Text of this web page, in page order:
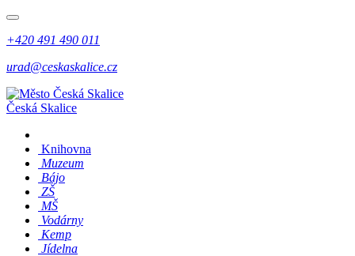
+420 491 490 011
urad@ceskaskalice.cz
Česká Skalice
Knihovna
Muzeum
Bájo
ZŠ
MŠ
Vodárny
Kemp
Jídelna